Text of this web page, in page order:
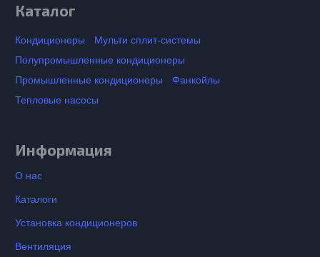
Каталог
Кондиционеры
Мульти сплит-системы
Полупромышленные кондиционеры
Промышленные кондиционеры
Фанкойлы
Тепловые насосы
Информация
О нас
Каталоги
Установка кондиционеров
Вентиляция